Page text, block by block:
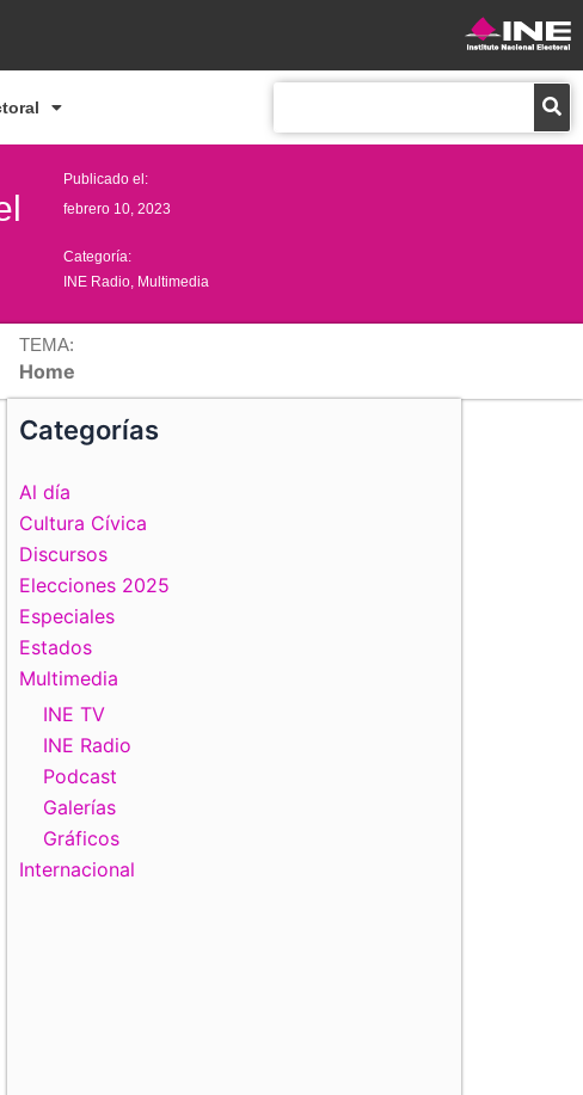
Publicado el:
febrero 10, 2023
Categoría:
INE Radio Multimedia
TEMA:
Home
Categorías
Al día
Cultura Cívica
Discursos
Elecciones 2025
Especiales
Estados
Multimedia
INE TV
INE Radio
Podcast
Galerías
Gráficos
Internacional